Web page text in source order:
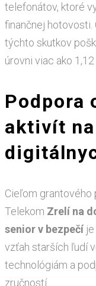
telefonátov, ktoré
finančnej hotovosti.
týchto skutkov
úrovni viac ako
Podpora
aktivít
Cieľom grantového
Telekom Zrelí na
senior v bezpečí
vzťah starších ľudí
technológiám a
zručností.